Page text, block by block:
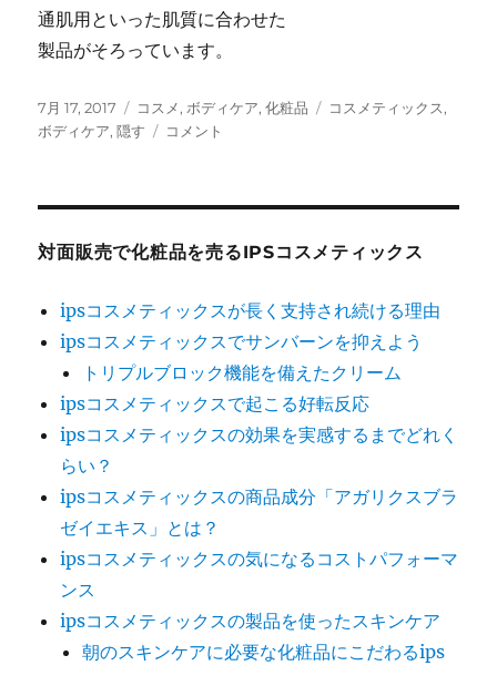
通肌用といった肌質に合わせた
製品がそろっています。
投
稿
7月 17, 2017
カ
テ
コスメ, ボディケア,化粧品
タ
コスメティックス,
ボディケア,隠す
コ
ッ
の
ボ
デ
ィ
ケ
ア
ダ
ー
欠
を
隠
す
コメント
対面販売で化粧品を売るIPSコスメティックス
ipsコスメティックスが長く支持され続ける理由
ipsコスメティックスでサンバーンを抑えよう
トリプルブロック機能を備えたクリーム
ipsコスメティックスで起こる好転反応
ipsコスメティックスの効果を実感するまでどれく
らい？
ipsコスメティックスの商品成分「アガリクスブラ
ゼイエキス」とは？
ipsコスメティックスの気になるコストパフォーマ
ンス
ipsコスメティックスの製品を使ったスキンケア
朝のスキンケアに必要な化粧品にこだわるips